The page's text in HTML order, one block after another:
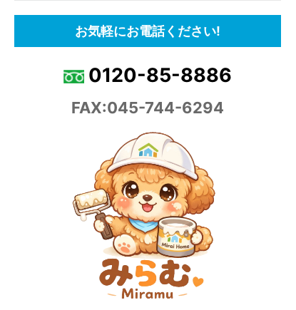
お気軽にお電話ください!
0120-85-8886
FAX:045-744-6294